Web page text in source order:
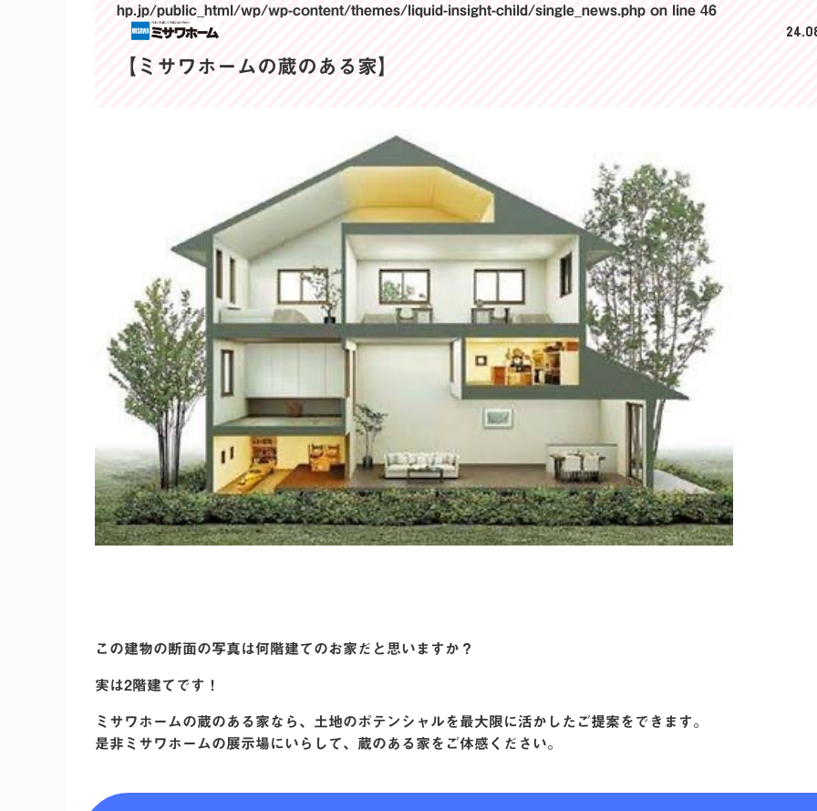
hp.jp/public_html/wp/wp-content/themes/liquid-insight-child/single_news.php on line 46
【ミサワホームの蔵のある家】
この建物の断面の写真は何階建てのお家だと思いますか？
実は2階建てです！
ミサワホームの蔵のある家なら、土地のポテンシャルを最大限に活かしたご提案をできます。
是非ミサワホームの展示場にいらして、蔵のある家をご体感ください。